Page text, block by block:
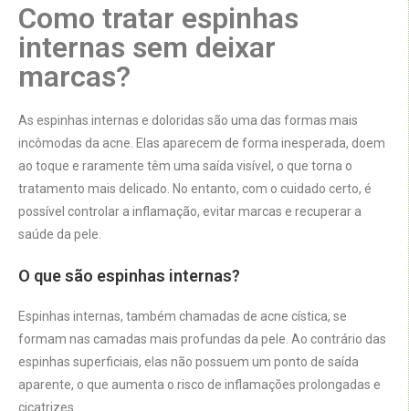
Como tratar espinhas
internas sem deixar
marcas?
As espinhas internas e doloridas são uma das formas mais
incômodas da acne. Elas aparecem de forma inesperada, doem
ao toque e raramente têm uma saída visível, o que torna o
tratamento mais delicado. No entanto, com o cuidado certo, é
possível controlar a inflamação, evitar marcas e recuperar a
saúde da pele.
O que são espinhas internas?
Espinhas internas, também chamadas de acne cística, se
formam nas camadas mais profundas da pele. Ao contrário das
espinhas superficiais, elas não possuem um ponto de saída
aparente, o que aumenta o risco de inflamações prolongadas e
cicatrizes.